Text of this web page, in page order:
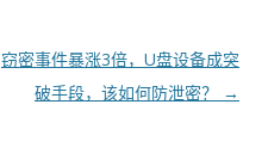
窃密事件暴涨3倍，U盘设备成突
破手段，该如何防泄密？
→